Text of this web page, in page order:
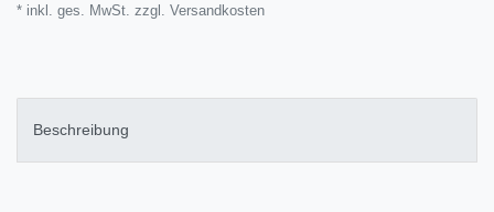
* inkl. ges. MwSt. zzgl. Versandkosten
Beschreibung